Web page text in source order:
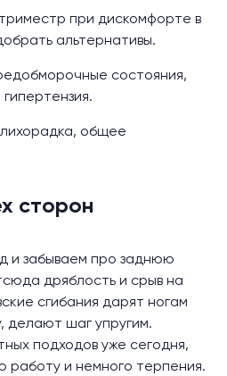
при дискомфорте в
альтернативы.
состояния,
общее
сторон
и забываем про заднюю
дряблость и срыв на
сгибания дарят ногам
делают шаг упругим.
подходов уже сегодня,
и немного терпения.